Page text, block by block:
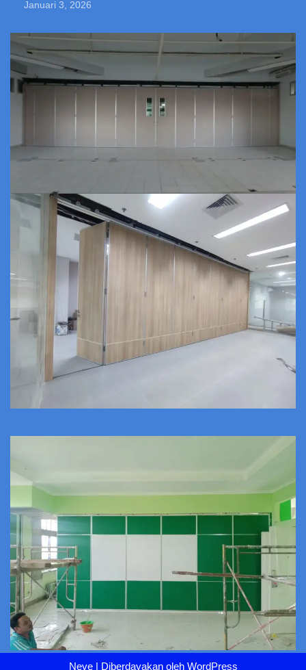
Januari 3, 2026
Neve| Diberdayakan oleh WordPress